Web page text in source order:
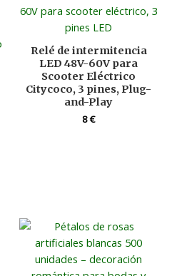
Relé de intermitencia
LED 48V-60V para
Scooter Eléctrico
Citycoco, 3 pines, Plug-
and-Play
8€